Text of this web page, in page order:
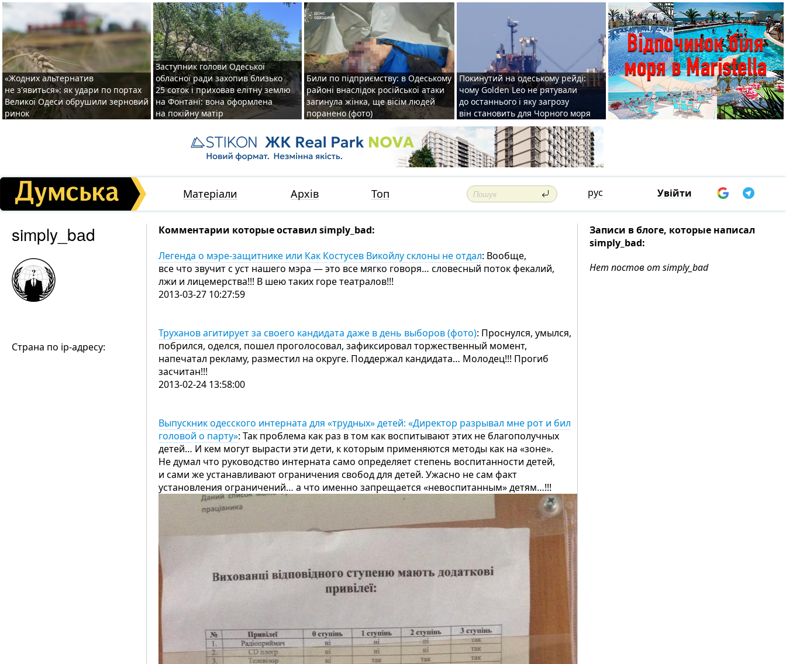
«Жодних альтернатив
не з'явиться»: як удари по портах
Великої Одеси обрушили зерновий
ринок
Заступник голови Одеської
обласної ради захопив близько
25 соток і приховав елітну землю
на Фонтані: вона оформлена
на покійну матір
Били по підприємству: в Одеському
районі внаслідок російської атаки
загинула жінка, ще вісім людей
поранено (фото)
Покинутий на одеському рейді:
чому Golden Leo не рятували
до останнього і яку загрозу
він становить для Чорного моря
Матеріали Архів Топ рус Увійти
simply_bаd
Страна по ip-адресу:
Комментарии которые оставил simply_bаd:
Легенда о мэре-защитнике или Как Костусев Викойлу склоны не отдал: Вообще,
все что звучит с уст нашего мэра — это все мягко говоря… словесный поток фекалий,
лжи и лицемерства!!! В шею таких горе театралов!!!
2013-03-27 10:27:59
Труханов агитирует за своего кандидата даже в день выборов (фото): Проснулся, умылся,
побрился, оделся, пошел проголосовал, зафиксировал торжественный момент,
напечатал рекламу, разместил на округе. Поддержал кандидата… Молодец!!! Прогиб
засчитан!!!
2013-02-24 13:58:00
Выпускник одесского интерната для «трудных» детей: «Директор разрывал мне рот и бил
головой о парту»: Так проблема как раз в том как воспитывают этих не благополучных
детей… И кем могут вырасти эти дети, к которым применяются методы как на «зоне».
Не думал что руководство интерната само определяет степень воспитанности детей,
и сами же устанавливают ограничения свобод для детей. Ужасно не сам факт
установления ограничений… а что именно запрещается «невоспитанным» детям…!!!
Записи в блоге, которые написал
simply_bаd:
Нет постов от simply_bаd